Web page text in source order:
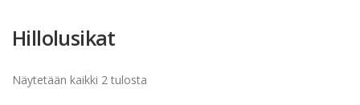
Hillolusikat
Näytetään kaikki 2 tulosta